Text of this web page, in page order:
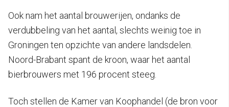
Ook nam het aantal brouwerijen, ondanks de
verdubbeling van het aantal, slechts weinig toe in
Groningen ten opzichte van andere landsdelen.
Noord-Brabant spant de kroon, waar het aantal
bierbrouwers met 196 procent steeg.
Toch stellen de Kamer van Koophandel (de bron voor